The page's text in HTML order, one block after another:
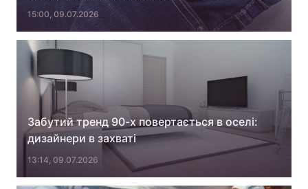
15:00, 09.07.2026
Забутий тренд 90-х повертається в оселі:
дизайнери в захваті
13:14, 09.07.2026